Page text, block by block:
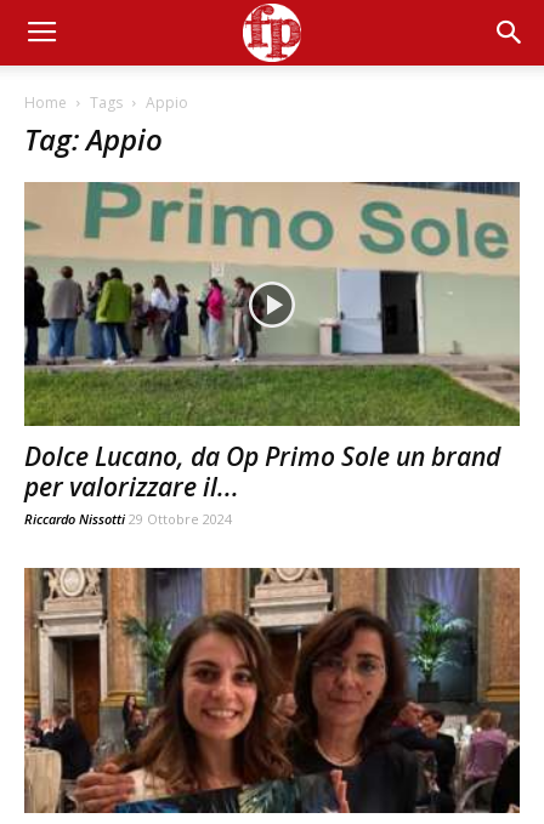
Home Tags Appio
Tag: Appio
Dolce Lucano, da Op Primo Sole un brand
per valorizzare il...
Riccardo Nissotti 29 Ottobre 2024